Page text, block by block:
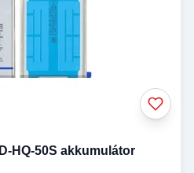
HQ-50S akkumulátor